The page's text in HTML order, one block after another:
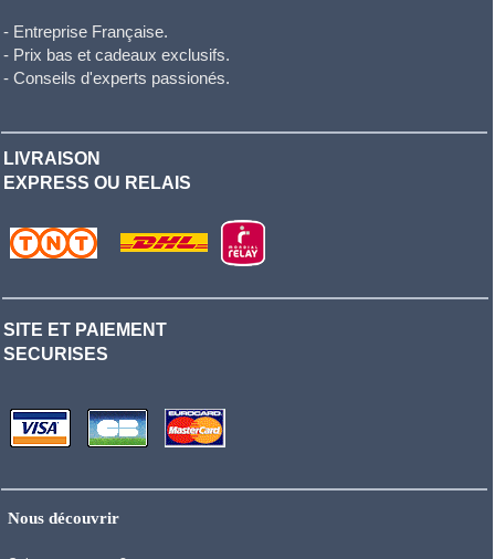
- Entreprise Française.
- Prix bas et cadeaux exclusifs.
- Conseils d'experts passionés.
LIVRAISON
EXPRESS OU RELAIS
SITE ET PAIEMENT
SECURISES
Nous découvrir